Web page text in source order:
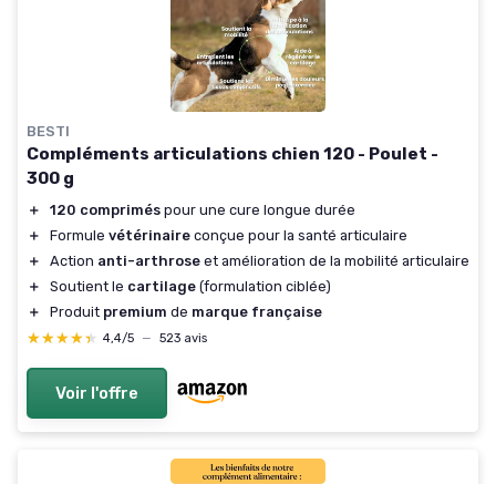
BESTI
Compléments articulations chien 120 - Poulet -
300 g
＋ 120 comprimés pour une cure longue durée
＋
Formule vétérinaire conçue pour la santé articulaire
＋
Action anti-arthrose et amélioration de la mobilité articulaire
＋
Soutient le cartilage (formulation ciblée)
＋
Produit premium de marque française
★★★★★
★★★★★ 4,4/5 — 523 avis
Voir l'offre